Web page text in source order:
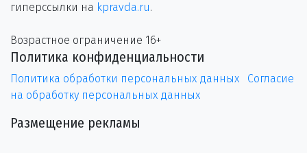
гиперссылки на kpravda.ru.
Возрастное ограничение 16+
Политика конфиденциальности
Политика обработки персональных данных
Согласие
на обработку персональных данных
Размещение рекламы